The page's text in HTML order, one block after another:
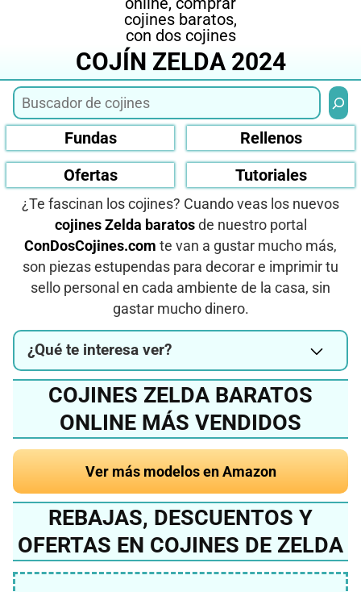
COJÍN ZELDA 2024
Fundas
Rellenos
Ofertas
Tutoriales
¿Te fascinan los cojines? Cuando veas los nuevos
cojines Zelda baratosde nuestro portal
ConDosCojines.com te van a gustar mucho más,
son piezas estupendas para decorar e imprimir tu
sello personal en cada ambiente de la casa, sin
gastar mucho dinero.
¿Qué te interesa ver?
COJINES ZELDA BARATOS
ONLINE MÁS VENDIDOS
Ver más modelos en Amazon
REBAJAS, DESCUENTOS Y
OFERTAS EN COJINES DE ZELDA